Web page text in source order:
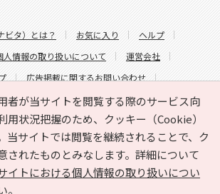
者が当サイトを閲覧する際のサービス向
用状況把握のため、クッキー（Cookie）
当サイトでは閲覧を継続されることで、ク
されたものとみなします。詳細について
イトにおける個人情報の取り扱いについ
ビタ）とは？ お気に入り
ヘルプ
人情報の取り扱いについて
運営会社
広告掲載に関するお問い合わせ
トの内容に関するお問い合わせ
© HYOJITO.Co.,Ltd. All Rights Reserved.